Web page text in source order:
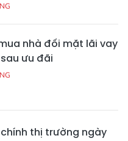
nhà đối mặt lãi vay
sau ưu đãi
chính thị trường ngày